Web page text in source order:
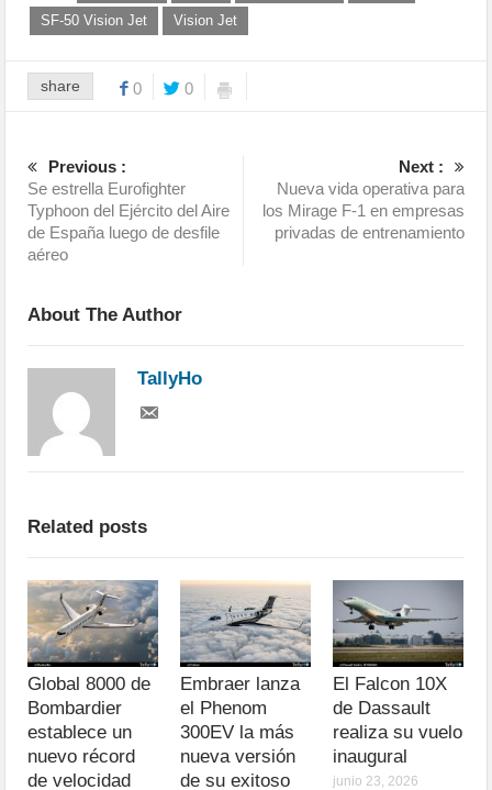
SF-50 Vision Jet
Vision Jet
share 0 0
Previous :
Se estrella Eurofighter
Typhoon del Ejército del Aire
de España luego de desfile
aéreo
Next :
Nueva vida operativa para
los Mirage F-1 en empresas
privadas de entrenamiento
About The Author
TallyHo
Related posts
Global 8000 de
Bombardier
establece un
nuevo récord
de velocidad
Embraer lanza
el Phenom
300EV la más
nueva versión
de su exitoso
El Falcon 10X
de Dassault
realiza su vuelo
inaugural
junio 23, 2026